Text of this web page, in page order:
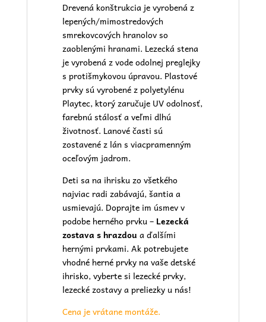
Drevená konštrukcia je vyrobená z
lepených/mimostredových
smrekovcových hranolov so
zaoblenými hranami. Lezecká stena
je vyrobená z vode odolnej preglejky
s protišmykovou úpravou. Plastové
prvky sú vyrobené z polyetylénu
Playtec, ktorý zaručuje UV odolnosť,
farebnú stálosť a veľmi dlhú
životnosť. Lanové časti sú
zostavené z lán s viacpramenným
oceľovým jadrom.
Deti sa na ihrisku zo všetkého
najviac radi zabávajú, šantia a
usmievajú. Doprajte im úsmev v
podobe herného prvku – Lezecká
zostava s hrazdou a ďalšími
hernými prvkami. Ak potrebujete
vhodné herné prvky na vašedetské
ihrisko, vyberte si lezecké prvky,
lezecké zostavy a preliezky u nás!
Cena je vrátane montáže.